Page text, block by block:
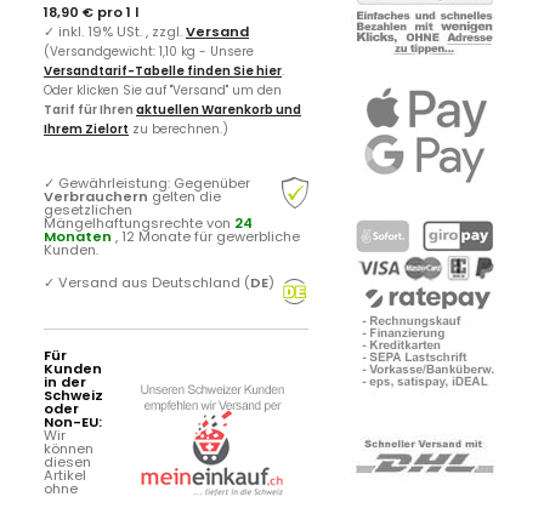
18,90 € pro 1 l
✓ inkl. 19% USt. , zzgl.Versand
(Versandgewicht: 1,10 kg - Unsere
Versandtarif-Tabelle finden Sie hier.
Oder klicken Sie auf "Versand" um den
Tarif für Ihren aktuellen Warenkorb und
Ihrem Zielort zu berechnen.)
✓ Gewährleistung: Gegenüber
Verbrauchern gelten die
gesetzlichen
Mängelhaftungsrechte von 24
Monaten , 12 Monate für gewerbliche
Kunden.
✓ Versand aus Deutschland (DE)
Für
Kunden
in der
Schweiz
oder
Non-EU:
Wir
können
diesen
Artikel
ohne